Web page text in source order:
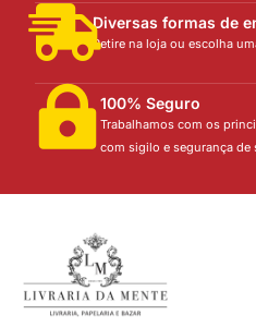
Diversas formas de
Retire na loja ou escolha
100% Seguro
Trabalhamos com os
com sigilo e segurança de